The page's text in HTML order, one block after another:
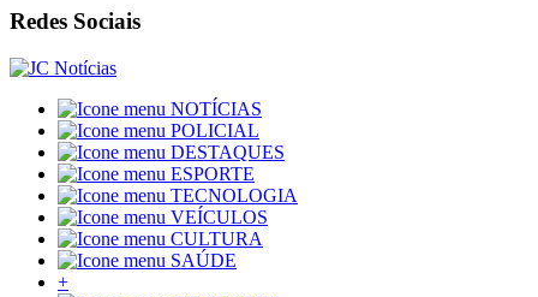
Redes Sociais
NOTÍCIAS
POLICIAL
DESTAQUES
ESPORTE
TECNOLOGIA
VEÍCULOS
CULTURA
SAÚDE
+